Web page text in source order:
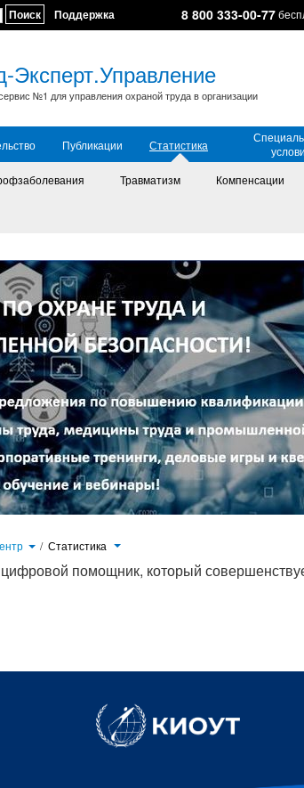
Поиск Поддержка 8 800 333-00-77
Эксперт.Управление
№1 для управления охраной труда в организации
Публикации Статистика
Травматизм Компенсации
/ Статистика
помощник, который